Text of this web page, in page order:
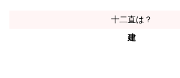
十二直は？
建